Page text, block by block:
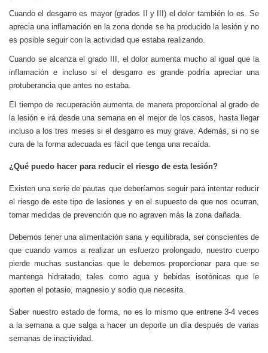
Cuando el desgarro es mayor (grados II y III) el dolor también lo es. Se
aprecia una inflamación en la zona donde se ha producido la lesión y no
es posible seguir con la actividad que estaba realizando.
Cuando se alcanza el grado III, el dolor aumenta mucho al igual que la
inflamación e incluso si el desgarro es grande podría apreciar una
protuberancia que antes no estaba.
El tiempo de recuperación aumenta de manera proporcional al grado de
la lesión e irá desde una semana en el mejor de los casos, hasta llegar
incluso a los tres meses si el desgarro es muy grave. Además, si no se
cura de la forma adecuada es fácil que tenga una recaída.
¿Qué puedo hacer para reducir el riesgo de esta lesión?
Existen una serie de pautas que deberíamos seguir para intentar reducir
el riesgo de este tipo de lesiones y en el supuesto de que nos ocurran,
tomar medidas de prevención que no agraven más la zona dañada.
Debemos tener una alimentación sana y equilibrada, ser conscientes de
que cuando vamos a realizar un esfuerzo prolongado, nuestro cuerpo
pierde muchas sustancias que le debemos proporcionar para que se
mantenga hidratado, tales como agua y bebidas isotónicas que le
aporten el potasio, magnesio y sodio que necesita.
Saber nuestro estado de forma, no es lo mismo que entrene 3-4 veces
a la semana a que salga a hacer un deporte un día después de varias
semanas de inactividad.